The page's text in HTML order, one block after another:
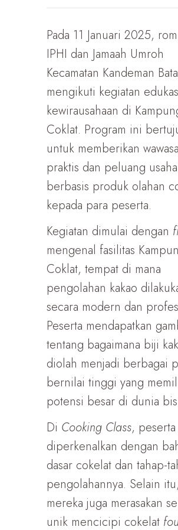
Pada 11 Januari 2025,
IPHI dan Jamaah Umroh
Kecamatan Kandeman
mengikuti kegiatan
kewirausahaan di
Coklat. Program ini
untuk memberikan
praktis dan peluang usaha
berbasis produk olahan
kepada para peserta.
Kegiatan dimulai dengan
mengenal fasilitas
Coklat, tempat di mana
pengolahan kakao
secara modern dan
Peserta mendapatkan
tentang bagaimana biji
diolah menjadi berbagai
bernilai tinggi yang
potensi besar di dunia
Di Cooking Class, peserta
diperkenalkan dengan
dasar cokelat dan tahap-
pengolahannya. Selain itu,
mereka juga merasakan
unik mencicipi cokelat